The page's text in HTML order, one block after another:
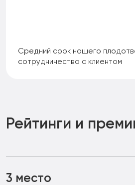
Средний срок нашего
сотрудничества с клиентом
Рейтинги и
3 место